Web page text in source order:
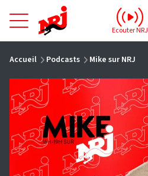
NRJ - Accueil
Ecouter NRJ
Accueil Podcasts Mike sur NRJ